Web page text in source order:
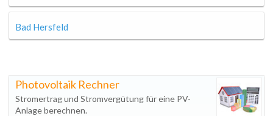
Bad Hersfeld
Photovoltaik Rechner
Stromertrag und Stromvergütung für eine PV-
Anlage berechnen.